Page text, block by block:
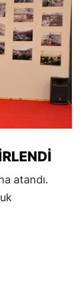
atandı.